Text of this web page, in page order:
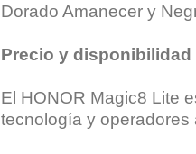
Dorado Amanecer y
Precio y disponibilidad
El HONOR Magic8 Lite
tecnología y operadores